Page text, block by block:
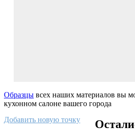
Образцы всех наших материалов вы
кухонном салоне вашего города
Добавить новую точку